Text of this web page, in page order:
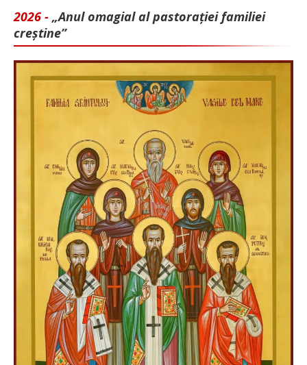
2026 - „Anul omagial al pastorației familiei
creștine”